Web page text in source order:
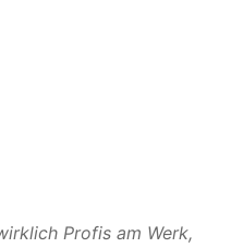
Profis am Werk,